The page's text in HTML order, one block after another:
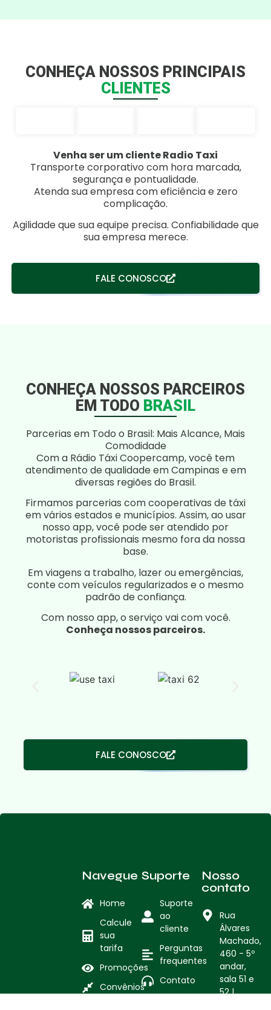
CONHEÇA NOSSOS PRINCIPAIS
CLIENTES
Venha ser um cliente Radio Taxi
Transporte corporativo com hora marcada,
segurança e pontualidade.
Atenda sua empresa com eficiência e zero
complicação.
Agilidade que sua equipe precisa. Confiabilidade que
sua empresa merece.
FALE CONOSCO
CONHEÇA NOSSOS PARCEIROS
EM TODO BRASIL
Parcerias em Todo o Brasil: Mais Alcance, Mais
Comodidade
Com a Rádio Táxi Coopercamp, você tem
atendimento de qualidade em Campinas e em
diversas regiões do Brasil.
Firmamos parcerias com cooperativas de táxi
em vários estados e municípios. Assim, ao usar
nosso app, você pode ser atendido por
motoristas profissionais mesmo fora da nossa
base.
Em viagens a trabalho, lazer ou emergências,
conte com veículos regularizados e o mesmo
padrão de confiança.
Com nosso app, o serviço vai com você.
Conheça nossos parceiros.
FALE CONOSCO
Navegue
Home
Calcule
sua
tarifa
Promoções
Convênios
Suporte
Suporte
ao
cliente
Perguntas
frequentes
Contato
Nosso
contato
Rua
Álvares
Machado,
460 - 5º
andar,
sala 51 e
52 |